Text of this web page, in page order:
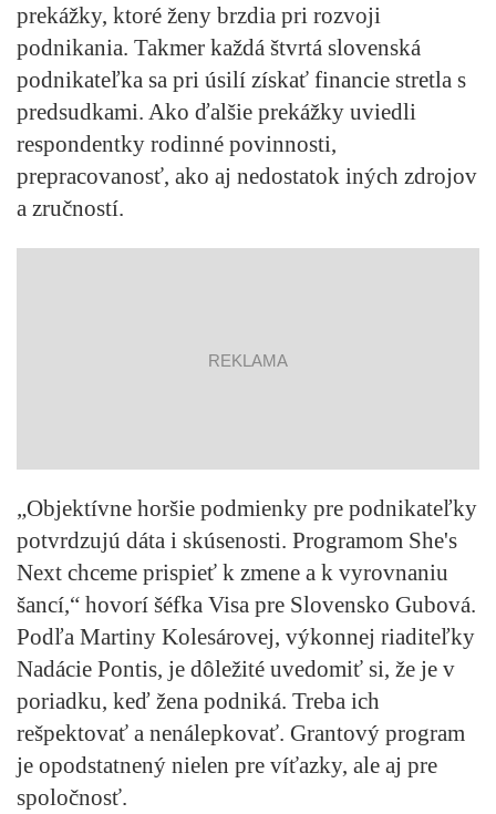
prekážky, ktoré ženy brzdia pri rozvoji
podnikania. Takmer každá štvrtá slovenská
podnikateľka sa pri úsilí získať financie stretla s
predsudkami. Ako ďalšie prekážky uviedli
respondentky rodinné povinnosti,
prepracovanosť, ako aj nedostatok iných zdrojov
a zručností.
reklama
„Objektívne horšie podmienky pre podnikateľky
potvrdzujú dáta i skúsenosti. Programom She's
Next chceme prispieť k zmene a k vyrovnaniu
šancí,“ hovorí šéfka Visa pre Slovensko Gubová.
Podľa Martiny Kolesárovej, výkonnej riaditeľky
Nadácie Pontis, je dôležité uvedomiť si, že je v
poriadku, keď žena podniká. Treba ich
rešpektovať a nenálepkovať. Grantový program
je opodstatnený nielen pre víťazky, ale aj pre
spoločnosť.